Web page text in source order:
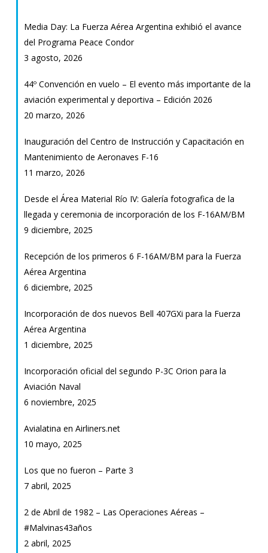
–
Edición
2026
Media Day: La Fuerza Aérea Argentina exhibió el avance
del Programa Peace Condor
3 agosto, 2026
44º Convención en vuelo – El evento más importante de la
aviación experimental y deportiva – Edición 2026
20 marzo, 2026
Inauguración del Centro de Instrucción y Capacitación en
Mantenimiento de Aeronaves F-16
11 marzo, 2026
Desde el Área Material Río IV: Galería fotografica de la
llegada y ceremonia de incorporación de los F-16AM/BM
9 diciembre, 2025
Recepción de los primeros 6 F-16AM/BM para la Fuerza
Aérea Argentina
6 diciembre, 2025
Incorporación de dos nuevos Bell 407GXi para la Fuerza
Aérea Argentina
1 diciembre, 2025
Incorporación oficial del segundo P-3C Orion para la
Aviación Naval
6 noviembre, 2025
Avialatina en Airliners.net
10 mayo, 2025
Los que no fueron – Parte 3
7 abril, 2025
2 de Abril de 1982 – Las Operaciones Aéreas –
#Malvinas43años
2 abril, 2025